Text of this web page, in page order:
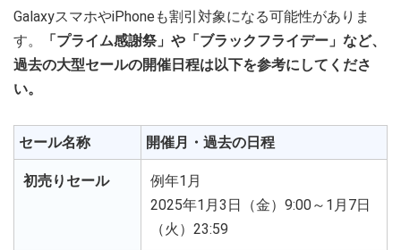
GalaxyスマホやiPhoneも割引対象になる可能性がありま
す。
「プライム感謝祭」や「ブラックフライデー」など、
過去の大型セールの開催日程は以下を参考にしてくださ
い。
セール名称 開催月・過去の日程
初売りセール
例年1月
2025年1月3日（金）9:00～1月7日
（火）23:59